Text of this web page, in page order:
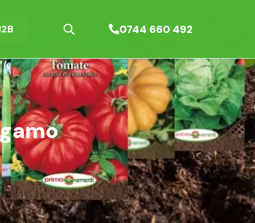
0744 660 492